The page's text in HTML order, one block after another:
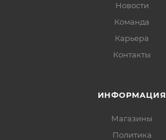
Новости
Команда
Карьера
Контакты
ИНФОРМАЦИЯ
Магазины
Политика